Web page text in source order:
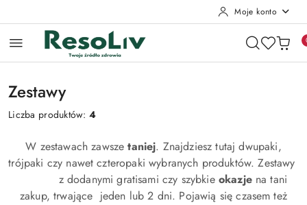
Moje konto
Zestawy
Liczba produktów:4
W zestawach zawszetaniej. Znajdziesz tutaj dwupaki,
trójpaki czy nawet czteropaki wybranych produktów. Zestawy
z dodanymi gratisami czy szybkie okazjena tani
zakup, trwające jeden lub 2 dni. Pojawią się czasem też